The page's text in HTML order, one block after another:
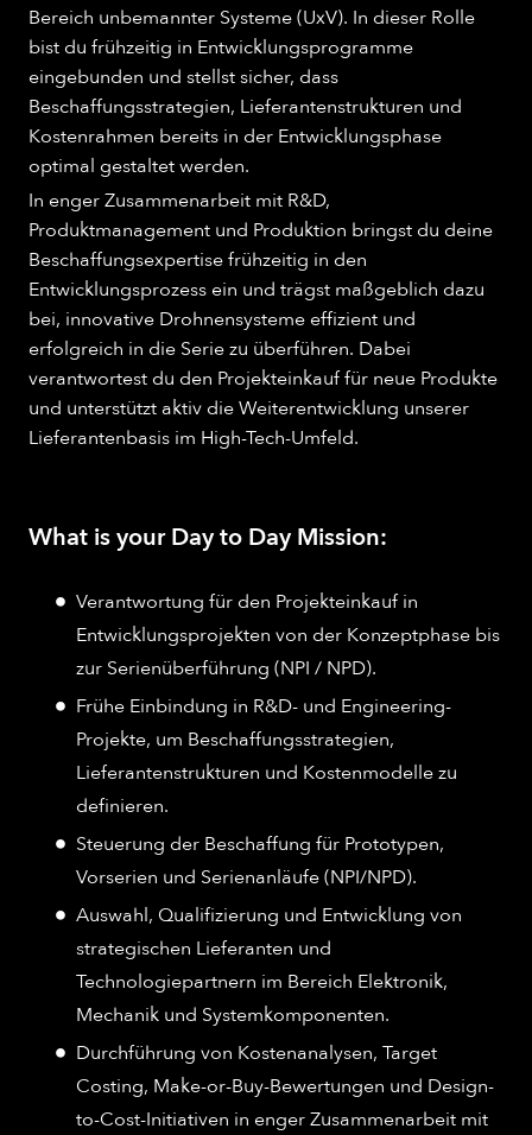
Bereich unbemannter Systeme (UxV). In dieser Rolle
bist du frühzeitig in Entwicklungsprogramme
eingebunden und stellst sicher, dass
Beschaffungsstrategien, Lieferantenstrukturen und
Kostenrahmen bereits in der Entwicklungsphase
optimal gestaltet werden.
In enger Zusammenarbeit mit R&D,
Produktmanagement und Produktion bringst du deine
Beschaffungsexpertise frühzeitig in den
Entwicklungsprozess ein und trägst maßgeblich dazu
bei, innovative Drohnensysteme effizient und
erfolgreich in die Serie zu überführen. Dabei
verantwortest du den Projekteinkauf für neue Produkte
und unterstützt aktiv die Weiterentwicklung unserer
Lieferantenbasis im High-Tech-Umfeld.
What is your Day to Day Mission:
Verantwortung für den Projekteinkauf in
Entwicklungsprojekten von der Konzeptphase bis
zur Serienüberführung (NPI / NPD).
Frühe Einbindung in R&D- und Engineering-
Projekte, um Beschaffungsstrategien,
Lieferantenstrukturen und Kostenmodelle zu
definieren.
Steuerung der Beschaffung für Prototypen,
Vorserien und Serienanläufe (NPI/NPD).
Auswahl, Qualifizierung und Entwicklung von
strategischen Lieferanten und
Technologiepartnern im Bereich Elektronik,
Mechanik und Systemkomponenten.
Durchführung von Kostenanalysen, Target
Costing, Make-or-Buy-Bewertungen und Design-
to-Cost-Initiativen in enger Zusammenarbeit mit